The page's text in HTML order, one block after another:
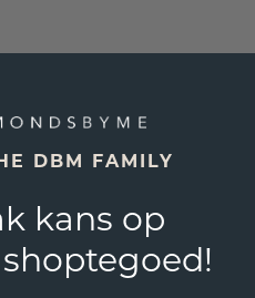
DBM FAMILY
kans op